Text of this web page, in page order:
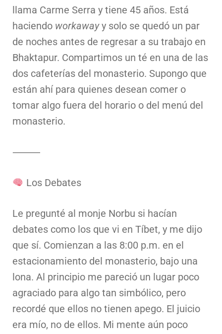
llama Carme Serra y tiene 45 años. Está
haciendo workawayy solo se quedó un par
de noches antes de regresar a su trabajo en
Bhaktapur. Compartimos un té en una de las
dos cafeterías del monasterio. Supongo que
están ahí para quienes desean comer o
tomar algo fuera del horario o del menú del
monasterio.
⸻
Los Debates
Le pregunté al monje Norbu si hacían
debates como los que vi en Tíbet, y me dijo
que sí. Comienzan a las 8:00 p.m. en el
estacionamiento del monasterio, bajo una
lona. Al principio me pareció un lugar poco
agraciado para algo tan simbólico, pero
recordé que ellos no tienen apego. El juicio
era mío, no de ellos. Mi mente aún poco